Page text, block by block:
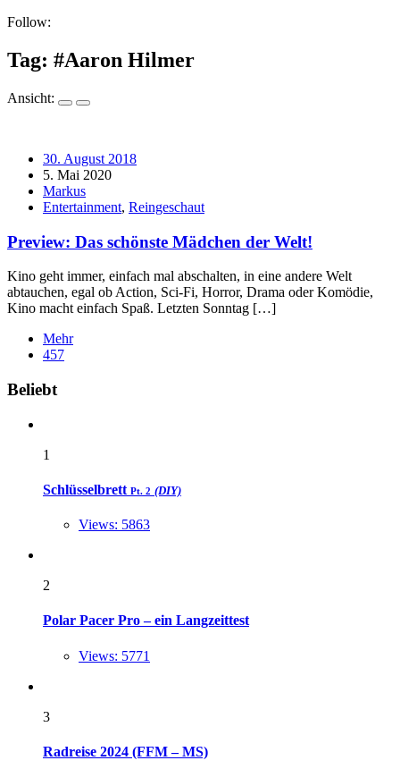
Follow:
Tag: #Aaron Hilmer
Ansicht:
30. August 2018
5. Mai 2020
Markus
Entertainment, Reingeschaut
Preview: Das schönste Mädchen der Welt!
Kino geht immer, einfach mal abschalten, in eine andere Welt
abtauchen, egal ob Action, Sci-Fi, Horror, Drama oder Komödie,
Kino macht einfach Spaß. Letzten Sonntag […]
Mehr
457
Widgets
Beliebt
1
Schlüsselbrett Pt. 2 (DIY)
Views: 5863
2
Polar Pacer Pro – ein Langzeittest
Views: 5771
3
Radreise 2024 (FFM – MS)